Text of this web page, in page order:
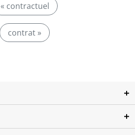
« contractuel
contrat »